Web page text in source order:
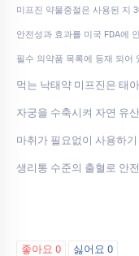
미프진 약물중절은 사용된 지
안전성과 효과를 미국 FDA에
필수 의약품 목록에 등재 되어
먹는 낙태약 미프진은 태
자궁을 수축시켜 자연 유
마취가 필요없이 사용하
생리통 수준의 출혈로 안
좋아요 0 싫어요 0